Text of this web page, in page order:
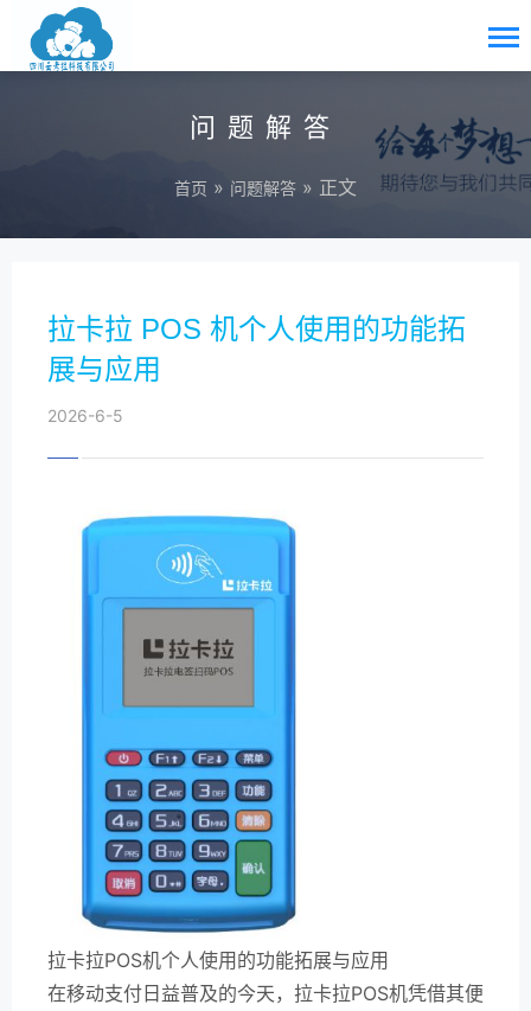
问题解答
首页 » 问题解答 » 正文
拉卡拉 POS 机个人使用的功能拓
展与应用
2026-6-5
拉卡拉POS机个人使用的功能拓展与应用
在移动支付日益普及的今天，拉卡拉POS机凭借其便